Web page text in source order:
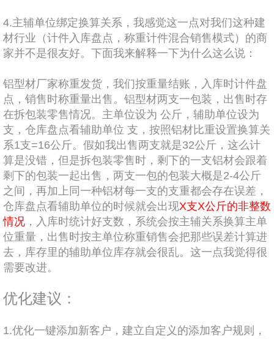
4.主辅单位绑定换算关系，我感觉这一点对我们这种建
材行业（计件入库盘点，称重计件混合销售模式）的商
家并不是很友好。下面我来解释一下为什么这么说：
铝型材厂家称重发货，我们按重量结账，入库时计件盘
点，销售时称重量出售。铝型材两支一包装，出售时存
在拆包装零售情况。主单位设为 公斤，辅助单位设为
支，仓库盘点看辅助单位 支，按照铝材比重设置换算关
系1支=16公斤。假如我出售两支就是32公斤，这么计
算是没错，但是拆包装零售时，剩下的一支铝材会跟着
剩下的包装一起出售，两支一包的包装大概是2-4公斤
之间，再加上同一种铝材每一支的支重都会存在误差，
仓库盘点看辅助单位的时候就会出现X支X公斤的非整数
情况 ，入库时统计好支数，系统会按主辅关系换算主单
位重量，出售时按主单位称重销售会把那些误差计算进
去，库存里的辅助单位库存就会很乱。这一点我觉得很
需要改进。
优化建议：
1.优化一键添加新客户，建立自定义的添加客户规则，